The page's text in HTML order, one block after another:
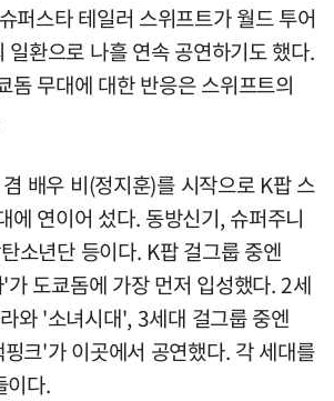
퍼스타 테일러 스위프트가 월드 투어
환으로 나흘 연속 공연하기도 했다.
돔 무대에 대한 반응은 스위프트의
배우 비(정지훈)를 시작으로 K팝 스
에 연이어 섰다. 동방신기, 슈퍼주니
소년단 등이다. K팝 걸그룹 중엔
도쿄돔에 가장 먼저 입성했다. 2세
와 '소녀시대', 3세대 걸그룹 중엔
크'가 이곳에서 공연했다. 각 세대를
이다.